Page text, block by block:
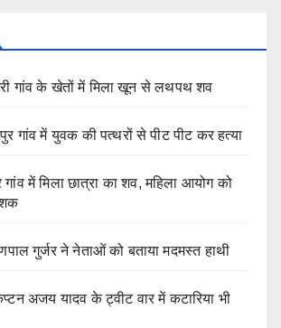
गांव के खेतों में मिला खून से लथपथ शव
गांव में युवक की पत्थरों से पीट पीट कर हत्या
में मिला छात्रा का शव, महिला आयोग को
गुर्जर ने नेताओं को बताया मदमस्त हाथी
अजय यादव के ट्वीट वार में कटारिया भी